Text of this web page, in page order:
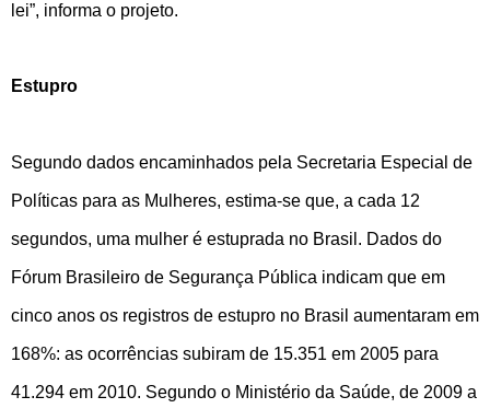
lei”, informa o projeto.
Estupro
Segundo dados encaminhados pela Secretaria Especial de
Políticas para as Mulheres, estima-se que, a cada 12
segundos, uma mulher é estuprada no Brasil. Dados do
Fórum Brasileiro de Segurança Pública indicam que em
cinco anos os registros de estupro no Brasil aumentaram em
168%: as ocorrências subiram de 15.351 em 2005 para
41.294 em 2010. Segundo o Ministério da Saúde, de 2009 a